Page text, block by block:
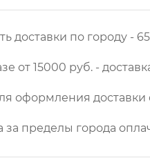
доставки по городу -
от 15000 руб. -
оформления доставки
за пределы города